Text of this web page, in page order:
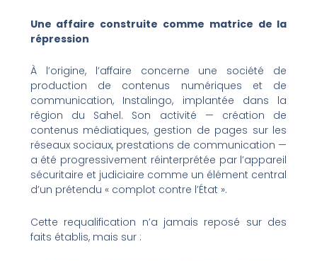
Une affaire construite comme matrice de la
répression
À l’origine, l’affaire concerne une société de
production de contenus numériques et de
communication, Instalingo, implantée dans la
région du Sahel. Son activité — création de
contenus médiatiques, gestion de pages sur les
réseaux sociaux, prestations de communication —
a été progressivement réinterprétée par l’appareil
sécuritaire et judiciaire comme un élément central
d’un prétendu « complot contre l’État ».
Cette requalification n’a jamais reposé sur des
faits établis, mais sur :